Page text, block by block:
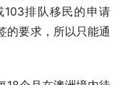
排队移民的申请
的要求，所以只能通